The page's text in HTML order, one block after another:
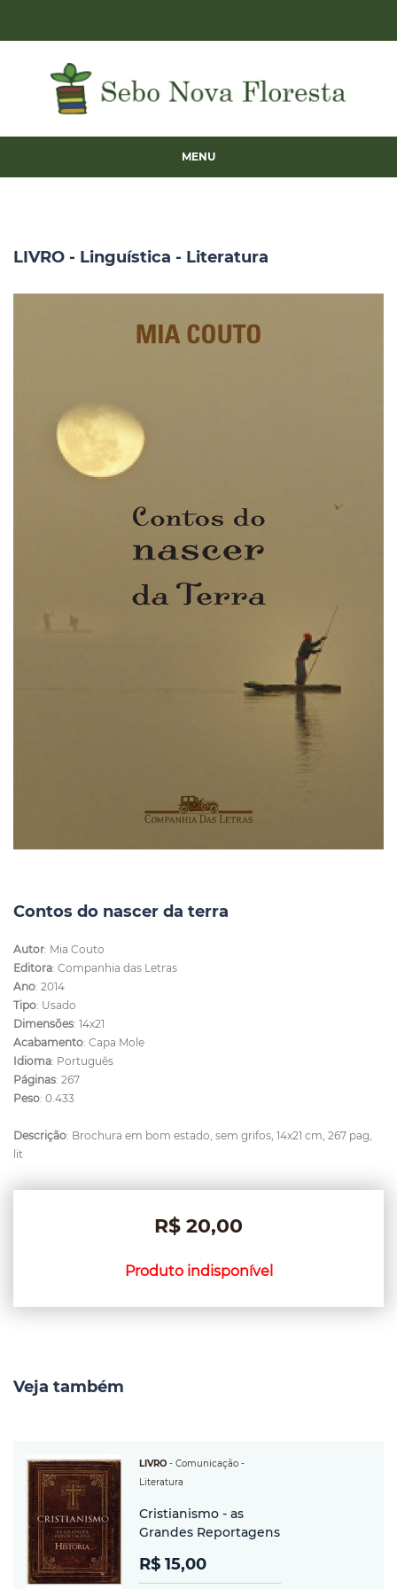
MENU
LIVRO - Linguística - Literatura
Contos do nascer da terra
Autor: Mia Couto
Editora: Companhia das Letras
Ano: 2014
Tipo: Usado
Dimensões: 14x21
Acabamento: Capa Mole
Idioma: Português
Páginas: 267
Peso: 0.433
Descrição: Brochura em bom estado, sem grifos, 14x21 cm, 267 pag,
lit
R$ 20,00
Produto indisponível
Veja também
LIVRO - Comunicação -
Literatura
Cristianismo - as
Grandes Reportagens
R$ 15,00